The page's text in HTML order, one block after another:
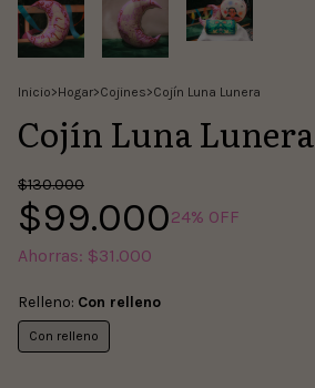
Inicio>Hogar>Cojines>Cojín Luna Lunera
Cojín Luna Lunera
$130.000
$99.00024% OFF
Ahorras: $31.000
Relleno: Con relleno
Con relleno